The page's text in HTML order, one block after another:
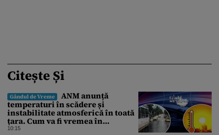
Citește Și
Gândul de Vreme
ANM anunță
temperaturi în scădere și
instabilitate atmosferică în toată
țara. Cum va fi vremea în
București și când vin vijeliile
10:15